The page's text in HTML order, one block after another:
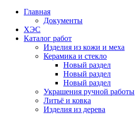
Главная
Документы
ХЭС
Каталог работ
Изделия из кожи и меха
Керамика и стекло
Новый раздел
Новый раздел
Новый раздел
Украшения ручной работы
Литьё и ковка
Изделия из дерева